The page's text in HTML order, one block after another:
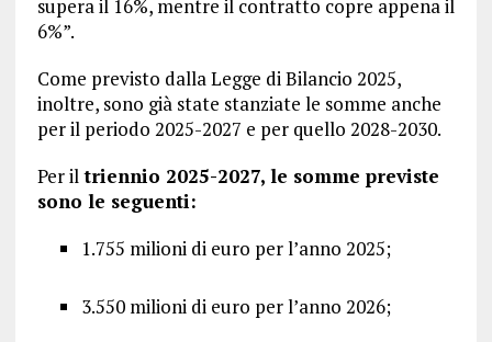
supera il 16%, mentre il contratto copre appena il
6%”.
Come previsto dalla Legge di Bilancio 2025,
inoltre, sono già state stanziate le somme anche
per il periodo 2025-2027 e per quello 2028-2030.
Per iltriennio 2025-2027, le somme previste
sono le seguenti:
1.755 milioni di euro per l’anno 2025;
3.550 milioni di euro per l’anno 2026;